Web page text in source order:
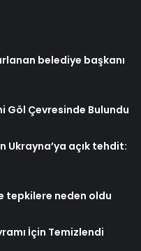
belediye başkanı
Göl Çevresinde Bulundu
Ukrayna’ya açık tehdit:
tepkilere neden oldu
İçin Temizlendi